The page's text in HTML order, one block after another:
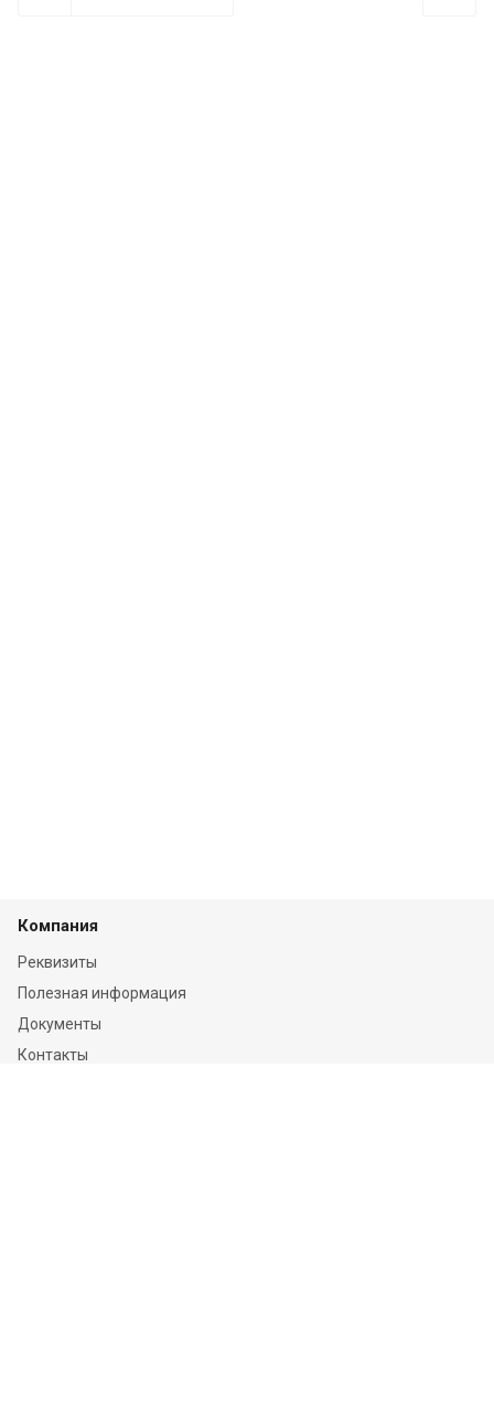
Компания
Реквизиты
Полезная информация
Документы
Контакты